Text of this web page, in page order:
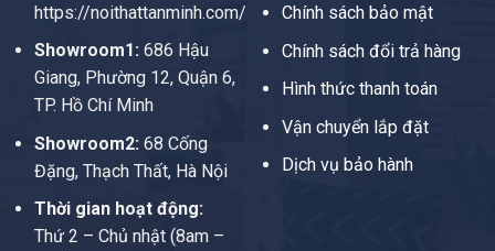
https://noithattanminh.com/
Showroom1: 686 Hậu
Giang, Phường 12, Quận 6,
TP. Hồ Chí Minh
Showroom2: 68 Cống
Đặng, Thạch Thất, Hà Nội
Thời gian hoạt động:
Thứ 2 – Chủ nhật (8am –
Chính sách bảo mật
Chính sách đổi trả hàng
Hình thức thanh toán
Vận chuyển lắp đặt
Dịch vụ bảo hành